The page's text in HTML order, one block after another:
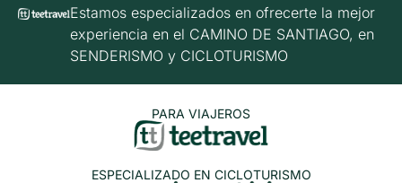
Estamos especializados en ofrecerte la mejor
experiencia en el CAMINO DE SANTIAGO, en
SENDERISMO y CICLOTURISMO
PARA VIAJEROS
ESPECIALIZADO EN CICLOTURISMO